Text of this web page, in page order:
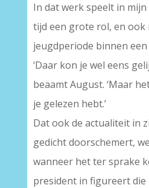
In dat werk speelt in
tijd een grote rol, en ook
jeugdperiode binnen een
‘Daar kon je wel eens
beaamt August. ‘Maar
je gelezen hebt.’
Dat ook de actualiteit in
gedicht doorschemert,
wanneer het ter sprake
president in figureert